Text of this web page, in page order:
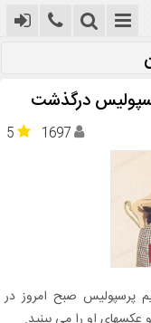
درگذشت
5 1697
پرسپولیس صبح امروز در